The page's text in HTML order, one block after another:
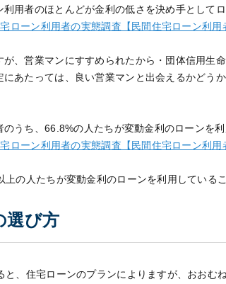
用者のほとんどが金利の低さを決め手として
ローン利用者の実態調査【民間住宅ローン利用
、営業マンにすすめられたから・団体信用生
あたっては、良い営業マンと出会えるかどう
うち、66.8%の人たちが変動金利のローンを
ローン利用者の実態調査【民間住宅ローン利用
の人たちが変動金利のローンを利用している
選び方
、住宅ローンのプランによりますが、おおむ